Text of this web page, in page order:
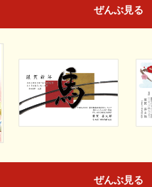
ぜんぶ見る
ぜんぶ見る